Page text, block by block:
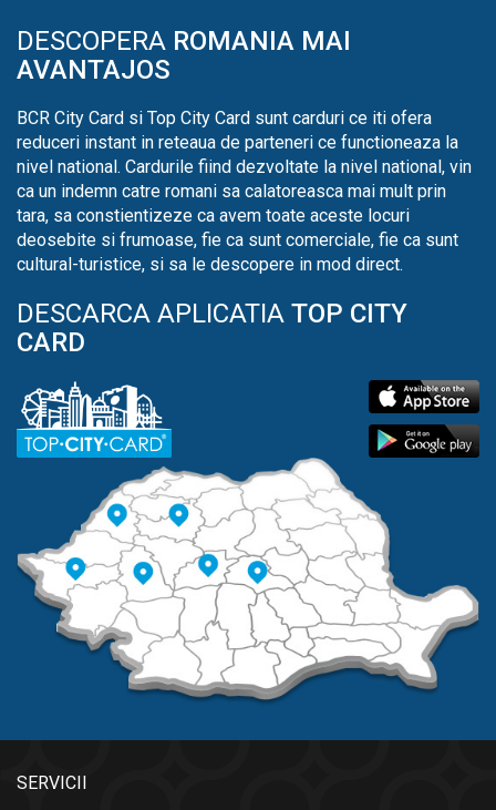
DESCOPERA ROMANIA MAI
AVANTAJOS
BCR City Card si Top City Card sunt carduri ce iti ofera
reduceri instant in reteaua de parteneri ce functioneaza la
nivel national. Cardurile fiind dezvoltate la nivel national, vin
ca un indemn catre romani sa calatoreasca mai mult prin
tara, sa constientizeze ca avem toate aceste locuri
deosebite si frumoase, fie ca sunt comerciale, fie ca sunt
cultural-turistice, si sa le descopere in mod direct.
DESCARCA APLICATIA TOP CITY
CARD
SERVICII